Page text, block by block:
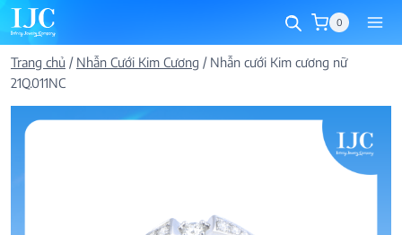
Skip
to
content
0
Trang chủ / Nhẫn Cưới Kim Cương / Nhẫn cưới Kim cương nữ
21Q.011NC